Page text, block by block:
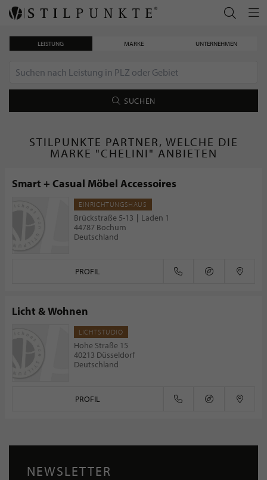
LEISTUNG MARKE UNTERNEHMEN
SUCHEN
STILPUNKTE PARTNER, WELCHE DIE
MARKE "CHELINI" ANBIETEN
Smart + Casual Möbel Accessoires
EINRICHTUNGSHAUS
Brückstraße 5-13 ∣ Laden 1
44787 Bochum
Deutschland
PROFIL
Licht & Wohnen
LICHTSTUDIO
Hohe Straße 15
40213 Düsseldorf
Deutschland
PROFIL
NEWSLETTER